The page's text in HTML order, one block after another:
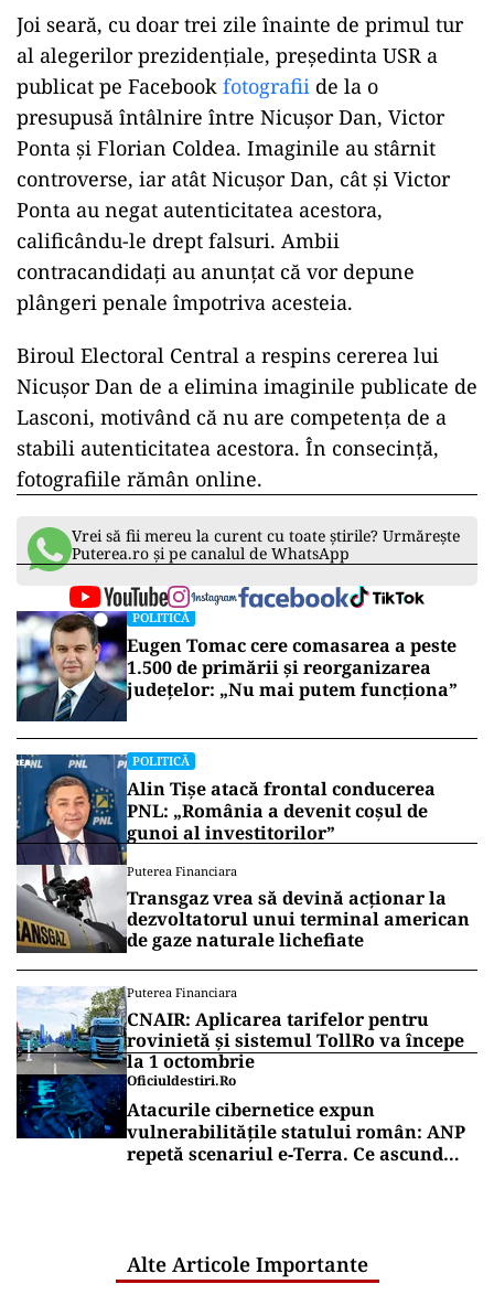
Joi seară, cu doar trei zile înainte de primul tur
al alegerilor prezidențiale, președinta USR a
publicat pe Facebook fotografii de la o
presupusă întâlnire între Nicușor Dan, Victor
Ponta și Florian Coldea. Imaginile au stârnit
controverse, iar atât Nicușor Dan, cât și Victor
Ponta au negat autenticitatea acestora,
calificându-le drept falsuri. Ambii
contracandidați au anunțat că vor depune
plângeri penale împotriva acesteia.
Biroul Electoral Central a respins cererea lui
Nicușor Dan de a elimina imaginile publicate de
Lasconi, motivând că nu are competența de a
stabili autenticitatea acestora. În consecință,
fotografiile rămân online.
Vrei să fii mereu la curent cu toate știrile? Urmărește
Puterea.ro și pe canalul de WhatsApp
POLITICĂ
Eugen Tomac cere comasarea a peste
1.500 de primării și reorganizarea
județelor: „Nu mai putem funcționa”
POLITICĂ
Alin Tișe atacă frontal conducerea
PNL: „România a devenit coșul de
gunoi al investitorilor”
Puterea Financiara
Transgaz vrea să devină acționar la
dezvoltatorul unui terminal american
de gaze naturale lichefiate
Puterea Financiara
CNAIR: Aplicarea tarifelor pentru
rovinietă și sistemul TollRo va începe
la 1 octombrie
Oficiuldestiri.ro
Atacurile cibernetice expun
vulnerabilitățile statului român: ANP
repetă scenariul e‑Terra. Ce ascund
Alte Articole Importante